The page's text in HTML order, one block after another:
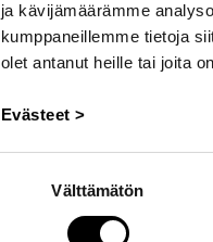
ja kävijämäärämme
kumppaneillemme tietoja
olet antanut heille tai joita
Evästeet >
Välttämätön